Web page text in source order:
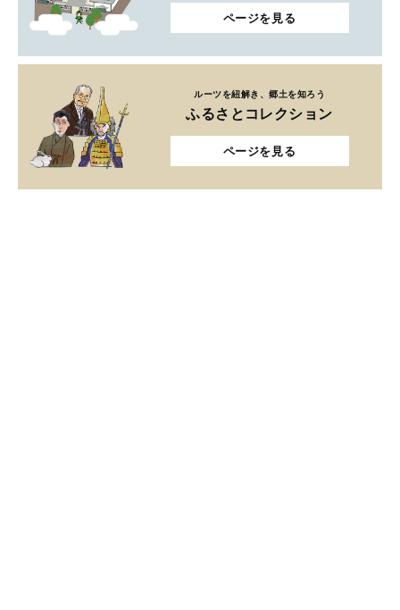
ページを見る
ルーツを紐解き、郷土を知ろう
ふるさとコレクション
ページを見る